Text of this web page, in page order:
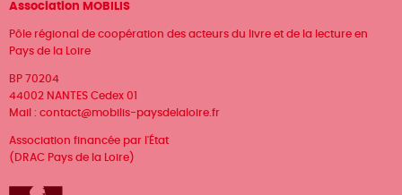
Association MOBILIS
Pôle régional de coopération des acteurs du livre et de la lecture en
Pays de la Loire
BP 70204
44002 NANTES Cedex 01
Mail : contact@mobilis-paysdelaloire.fr
Association financée par l'État
(DRAC Pays de la Loire)